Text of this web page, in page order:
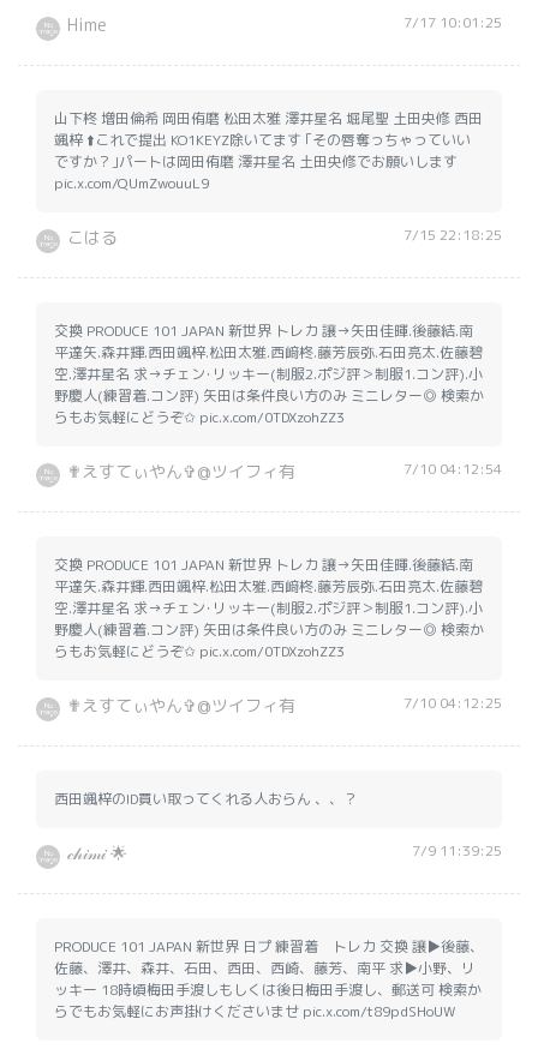
Hime 7/17 10:01:25
山下柊 増田倫希 岡田侑磨 松田太雅 澤井星名 堀尾聖 土田央修 西田
颯梓 ⬆️これで提出 KO1KEYZ除いてます ｢その唇奪っちゃっていい
ですか？｣パートは岡田侑磨 澤井星名 土田央修でお願いします
pic.x.com/QUmZwouuL9
こはる 7/15 22:18:25
交換 PRODUCE 101 JAPAN 新世界 トレカ 譲→矢田佳暉.後藤結.南
平達矢.森井輝.西田颯梓.松田太雅.西﨑柊.藤芳辰弥.石田亮太.佐藤碧
空.澤井星名 求→チェン･リッキー(制服2.ポジ評＞制服1.コン評).小
野慶人(練習着.コン評) 矢田は条件良い方のみ ミニレター◎ 検索か
らもお気軽にどうぞ✩ pic.x.com/0TDXzohZZ3
✟えすてぃやん✞@ツイフィ有 7/10 04:12:54
交換 PRODUCE 101 JAPAN 新世界 トレカ 譲→矢田佳暉.後藤結.南
平達矢.森井輝.西田颯梓.松田太雅.西﨑柊.藤芳辰弥.石田亮太.佐藤碧
空.澤井星名 求→チェン･リッキー(制服2.ポジ評＞制服1.コン評).小
野慶人(練習着.コン評) 矢田は条件良い方のみ ミニレター◎ 検索か
らもお気軽にどうぞ✩ pic.x.com/0TDXzohZZ3
✟えすてぃやん✞@ツイフィ有 7/10 04:12:25
西田颯梓のID買い取ってくれる人おらん 、、？
𝒸𝒽𝒾𝓂𝒾 🌟 7/9 11:39:25
PRODUCE 101 JAPAN 新世界 日プ 練習着 トレカ 交換 譲▶後藤、
佐藤、澤井、森井、石田、西田、西崎、藤芳、南平 求▶小野、リ
ッキー 18時頃梅田手渡しもしくは後日梅田手渡し、郵送可 検索か
らでもお気軽にお声掛けくださいませ pic.x.com/t89pdSHoUW